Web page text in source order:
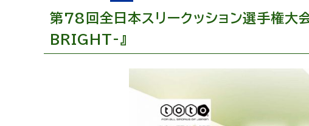
第78回全日本スリークッション選手
BRIGHT-』